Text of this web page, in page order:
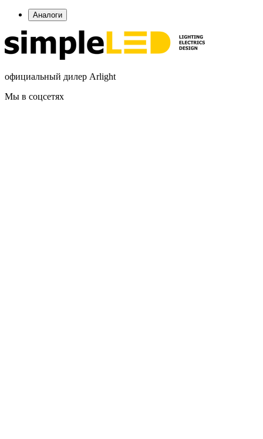
Аналоги
официальный дилер Arlight
Мы в соцсетях